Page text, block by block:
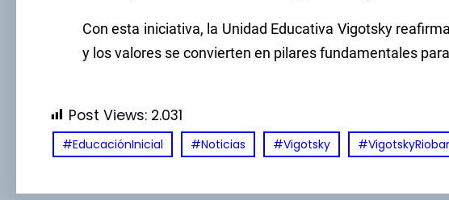
Con esta iniciativa, la Unidad Educativa Vigotsky
y los valores se convierten en pilares fundamentales
Post Views: 2.031
#EducaciónInicial #Noticias #Vigotsky